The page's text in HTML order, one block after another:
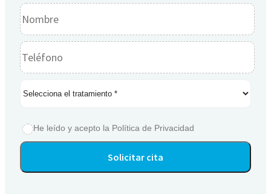
He leído y acepto la Política de Privacidad